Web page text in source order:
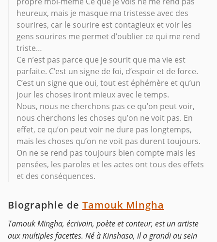
heureux, mais je masque ma tristesse avec des
sourires, car le sourire est contagieux et voir les
gens sourires me permet d’oublier ce qui me rend
triste…
Ce n’est pas parce que je sourit que ma vie est
parfaite. C’est un signe de foi, d’espoir et de force.
C’est un signe que oui, tout est éphémère et qu’un
jour les choses iront mieux avec le temps.
Nous, nous ne cherchons pas ce qu’on peut voir,
nous cherchons les choses qu’on ne voit pas. En
effet, ce qu’on peut voir ne dure pas longtemps,
mais les choses qu’on ne voit pas durent toujours.
On ne se rend pas toujours bien compte mais les
pensées, les paroles et les actes ont tous des effets
et des conséquences.
Biographie de Tamouk Mingha
Tamouk Mingha, écrivain, poète et conteur, est un artiste
aux multiples facettes. Né à Kinshasa, il a grandi au sein